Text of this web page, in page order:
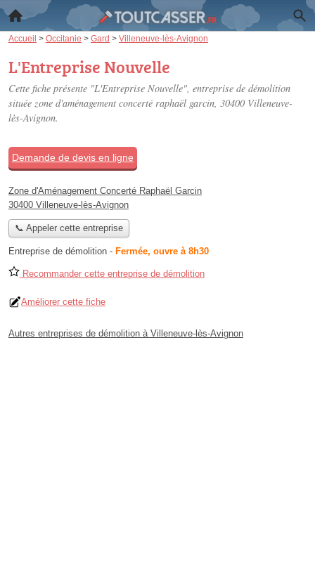
Accueil > Occitanie > Gard > Villeneuve-lès-Avignon
L'Entreprise Nouvelle
Cette fiche présente "L'Entreprise Nouvelle", entreprise de démolition
située zone d'aménagement concerté raphaël garcin, 30400 Villeneuve-
lès-Avignon.
Demande de devis en ligne
Zone d'Aménagement Concerté Raphaël Garcin
30400 Villeneuve-lès-Avignon
📞 Appeler cette entreprise
Entreprise de démolition - Fermée, ouvre à 8h30
Recommander cette entreprise de démolition
Améliorer cette fiche
Autres entreprises de démolition à Villeneuve-lès-Avignon